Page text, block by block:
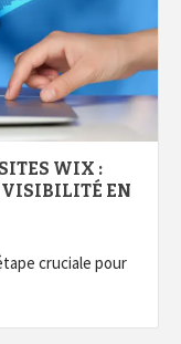
WIX :
VISIBILITÉ EN
cruciale pour